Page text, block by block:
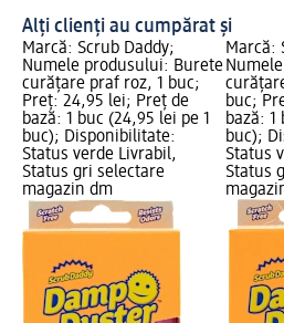
Alți clienți au cumpărat și
Marcă: Scrub Daddy;
Numele produsului: Burete
curățare praf roz, 1 buc;
Preț: 24,95 lei; Preț de
bază: 1 buc (24,95 lei pe 1
buc); Disponibilitate:
Status verde Livrabil,
Status gri selectare
magazin dm
Marcă:
buc;
bază: 1
buc);
Status
Status